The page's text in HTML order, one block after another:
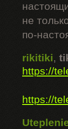
не
по-
rikitiki,
https://
https://